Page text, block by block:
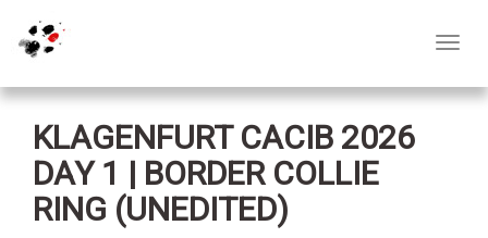
KLAGENFURT CACIB 2026
DAY 1 | BORDER COLLIE
RING (UNEDITED)